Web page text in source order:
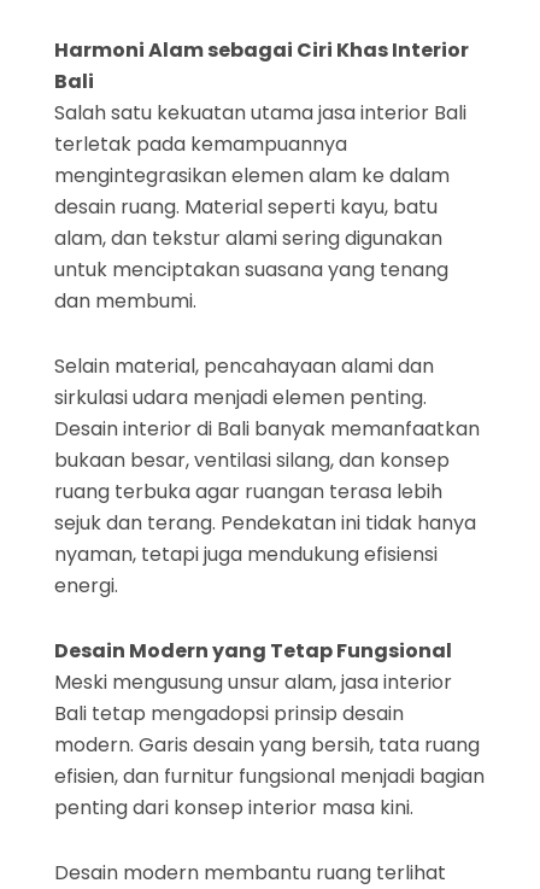
Harmoni Alam sebagai Ciri Khas Interior
Bali
Salah satu kekuatan utama jasa interior Bali
terletak pada kemampuannya
mengintegrasikan elemen alam ke dalam
desain ruang. Material seperti kayu, batu
alam, dan tekstur alami sering digunakan
untuk menciptakan suasana yang tenang
dan membumi.
Selain material, pencahayaan alami dan
sirkulasi udara menjadi elemen penting.
Desain interior di Bali banyak memanfaatkan
bukaan besar, ventilasi silang, dan konsep
ruang terbuka agar ruangan terasa lebih
sejuk dan terang. Pendekatan ini tidak hanya
nyaman, tetapi juga mendukung efisiensi
energi.
Desain Modern yang Tetap Fungsional
Meski mengusung unsur alam, jasa interior
Bali tetap mengadopsi prinsip desain
modern. Garis desain yang bersih, tata ruang
efisien, dan furnitur fungsional menjadi bagian
penting dari konsep interior masa kini.
Desain modern membantu ruang terlihat